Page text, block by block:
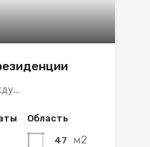
Область
47 м2